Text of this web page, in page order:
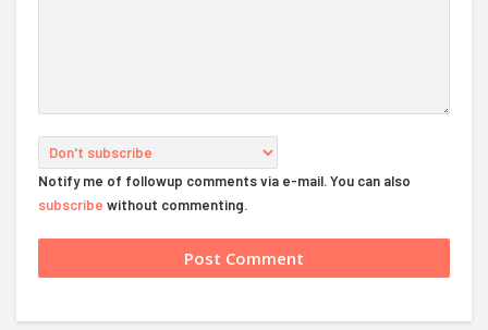
Notify me of followup comments via e-mail. You can also
subscribe without commenting.